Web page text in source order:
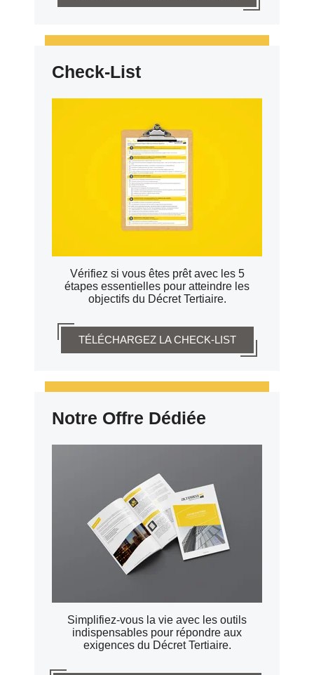
Check-List
Vérifiez si vous êtes prêt avec les 5
étapes essentielles pour atteindre les
objectifs du Décret Tertiaire.
TÉLÉCHARGEZ LA CHECK-LIST
Notre Offre Dédiée
Simplifiez-vous la vie avec les outils
indispensables pour répondre aux
exigences du Décret Tertiaire.